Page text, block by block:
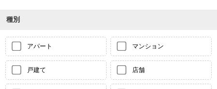
種別
アパート マンション
戸建て 店舗